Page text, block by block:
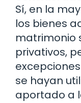
Sí, en la
los bienes
matrimonio
privativos,
se hayan
aportado a